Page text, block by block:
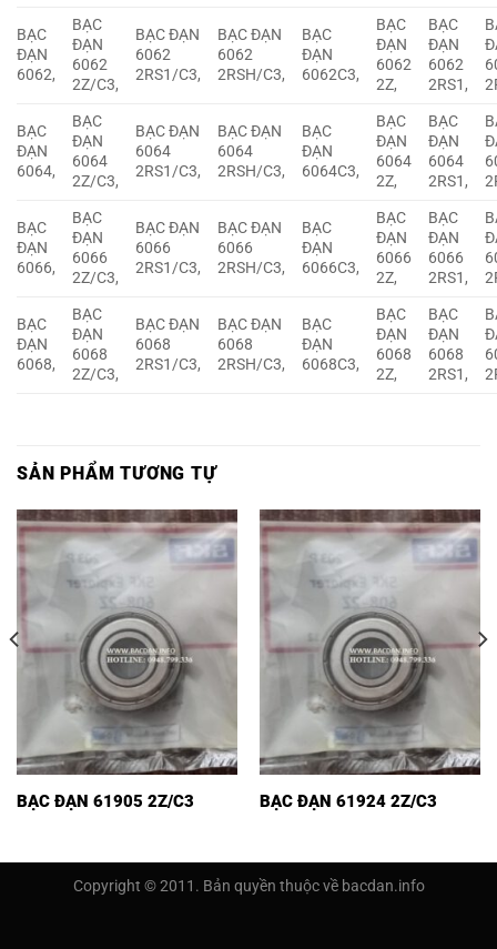
BẠC
ĐẠN
6062,
BẠC
ĐẠN
6062
2Z/C3,
BẠC ĐẠN
6062
2RS1/C3,
BẠC ĐẠN
6062
2RSH/C3,
BẠC
ĐẠN
6062C3,
BẠC
ĐẠN
6062
2Z,
BẠC
ĐẠN
6062
2RS1,
BẠC
ĐẠN
6064,
BẠC
ĐẠN
6064
2Z/C3,
BẠC ĐẠN
6064
2RS1/C3,
BẠC ĐẠN
6064
2RSH/C3,
BẠC
ĐẠN
6064C3,
BẠC
ĐẠN
6064
2Z,
BẠC
ĐẠN
6064
2RS1,
BẠC
ĐẠN
6066,
BẠC
ĐẠN
6066
2Z/C3,
BẠC ĐẠN
6066
2RS1/C3,
BẠC ĐẠN
6066
2RSH/C3,
BẠC
ĐẠN
6066C3,
BẠC
ĐẠN
6066
2Z,
BẠC
ĐẠN
6066
2RS1,
BẠC
ĐẠN
6068,
BẠC
ĐẠN
6068
2Z/C3,
BẠC ĐẠN
6068
2RS1/C3,
BẠC ĐẠN
6068
2RSH/C3,
BẠC
ĐẠN
6068C3,
BẠC
ĐẠN
6068
2Z,
BẠC
ĐẠN
6068
2RS1,
SẢN PHẨM TƯƠNG TỰ
BẠC ĐẠN 61905 2Z/C3 BẠC ĐẠN 61924 2Z/C3
Copyright © 2011. Bản quyền thuộc về bacdan.info